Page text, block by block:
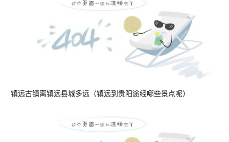
镇远古镇离镇远县城多远（镇远到贵阳途经哪些景点呢）